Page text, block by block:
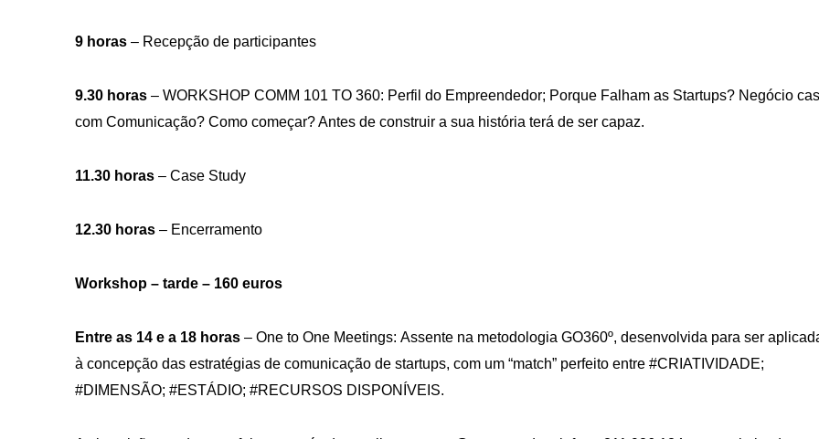
9 horas – Recepção de participantes
9.30 horas – WORKSHOP COMM 101 TO 360: Perfil do Empreendedor; Porque Falham as Startups? Negócio
com Comunicação? Como começar? Antes de construir a sua história terá de ser capaz.
11.30 horas – Case Study
12.30 horas – Encerramento
Workshop – tarde – 160 euros
Entre as 14 e a 18 horas – One to One Meetings: Assente na metodologia GO360º, desenvolvida para ser
à concepção das estratégias de comunicação de startups, com um “match” perfeito entre #CRIATIVIDADE;
#DIMENSÃO; #ESTÁDIO; #RECURSOS DISPONÍVEIS.